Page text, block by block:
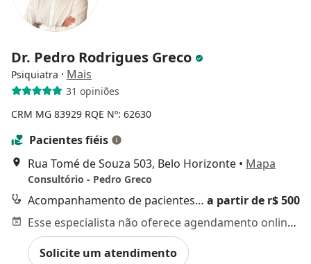
Dr. Pedro Rodrigues Greco
Psiquiatra · Mais
31 opiniões
CRM MG 83929 RQE Nº: 62630
Pacientes fiéis
Rua Tomé de Souza 503, Belo Horizonte • Mapa
Consultório - Pedro Greco
Acompanhamento de pacientes adultos a partir de r$ 500
Esse especialista não oferece agendamento online para esse endereço.
Solicite um atendimento